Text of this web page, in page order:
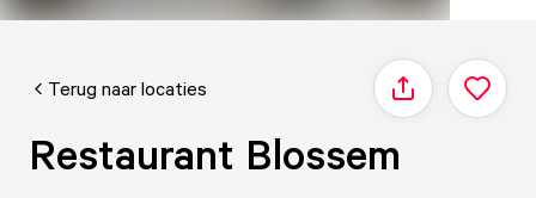
Terug naar locaties Delen
Restaurant Blossem